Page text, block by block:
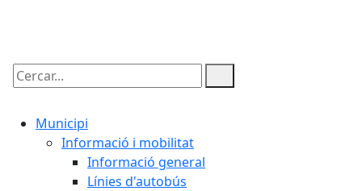
Cercar:
Municipi
Informació i mobilitat
Informació general
Línies d'autobús